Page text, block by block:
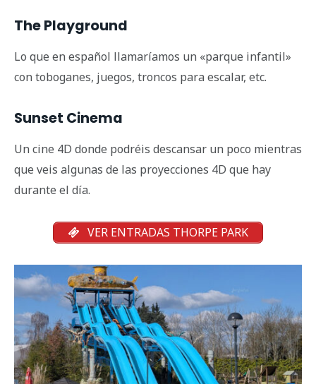
The Playground
Lo que en español llamaríamos un «parque infantil»
con toboganes, juegos, troncos para escalar, etc.
Sunset Cinema
Un cine 4D donde podréis descansar un poco mientras
que veis algunas de las proyecciones 4D que hay
durante el día.
VER ENTRADAS THORPE PARK